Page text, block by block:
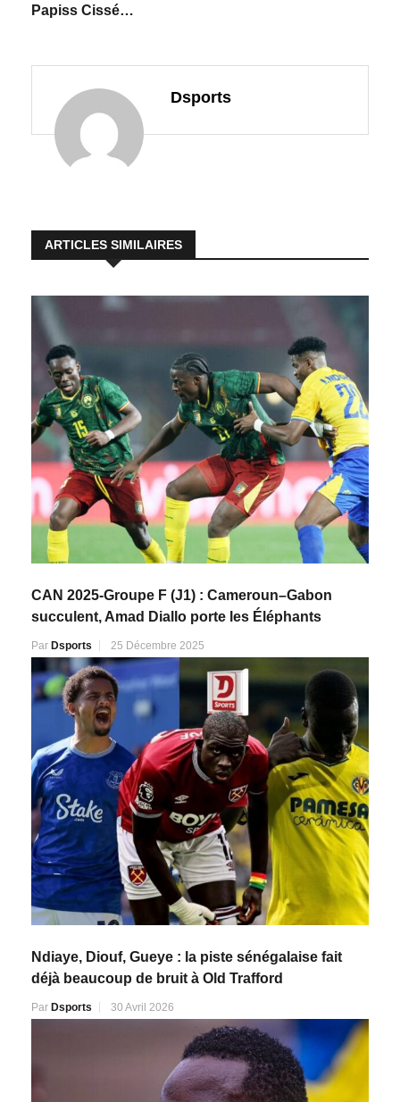
Papiss Cissé…
Dsports
ARTICLES SIMILAIRES
CAN 2025-Groupe F (J1) : Cameroun–Gabon
succulent, Amad Diallo porte les Éléphants
Par Dsports 25 Décembre 2025
Ndiaye, Diouf, Gueye : la piste sénégalaise fait
déjà beaucoup de bruit à Old Trafford
Par Dsports 30 Avril 2026